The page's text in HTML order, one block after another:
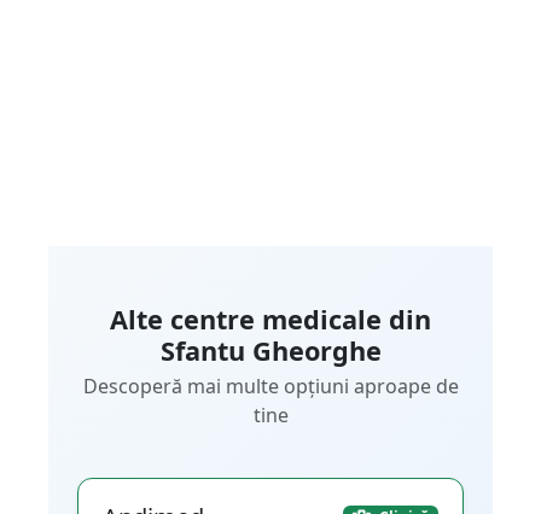
Alte centre medicale din
Sfantu Gheorghe
Descoperă mai multe opțiuni aproape de
tine